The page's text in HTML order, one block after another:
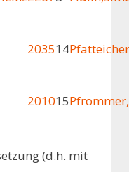
203514
201015
(d.h. mit